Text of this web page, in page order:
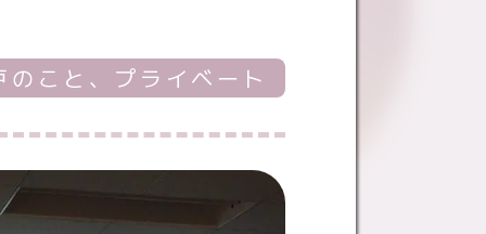
のこと、プライベート